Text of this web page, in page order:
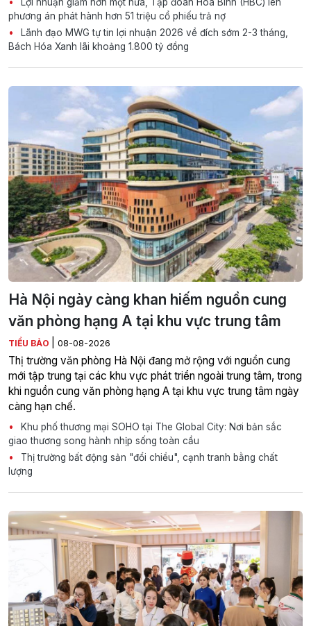
phương án phát hành hơn 51 triệu cổ phiếu trả nợ
Lãnh đạo MWG tự tin lợi nhuận 2026 về đích sớm 2-3 tháng,
Bách Hóa Xanh lãi khoảng 1.800 tỷ đồng
Hà Nội ngày càng khan hiếm nguồn cung
văn phòng hạng A tại khu vực trung tâm
TIỂU BẢO 08-08-2026
Thị trường văn phòng Hà Nội đang mở rộng với nguồn cung
mới tập trung tại các khu vực phát triển ngoài trung tâm, trong
khi nguồn cung văn phòng hạng A tại khu vực trung tâm ngày
càng hạn chế.
Khu phố thương mại SOHO tại The Global City: Nơi bản sắc
giao thương song hành nhịp sống toàn cầu
Thị trường bất động sản "đổi chiều", cạnh tranh bằng chất
lượng